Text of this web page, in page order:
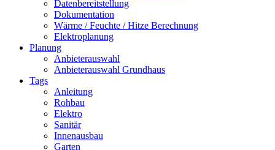
Datenbereitstellung
Dokumentation
Wärme / Feuchte / Hitze Berechnung
Elektroplanung
Planung
Anbieterauswahl
Anbieterauswahl Grundhaus
Tags
Anleitung
Rohbau
Elektro
Sanitär
Innenausbau
Garten